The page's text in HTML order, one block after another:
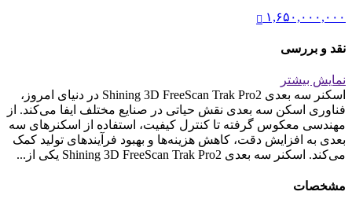
۱,۶۵۰,۰۰۰,۰۰۰
نقد و بررسی
نمایش بیشتر
اسکنر سه بعدی Shining 3D FreeScan Trak Pro2 در دنیای امروز،
فناوری اسکن سه بعدی نقش حیاتی در صنایع مختلف ایفا می‌کند. از
مهندسی معکوس گرفته تا کنترل کیفیت، استفاده از اسکنرهای سه
بعدی به افزایش دقت، کاهش هزینه‌ها و بهبود فرآیندهای تولید کمک
می‌کند. اسکنر سه بعدی Shining 3D FreeScan Trak Pro2 یکی از...
مشخصات